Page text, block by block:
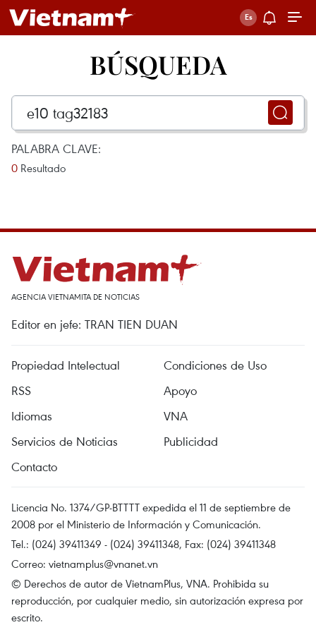
BÚSQUEDA
PALABRA CLAVE:
0 Resultado
AGENCIA VIETNAMITA DE NOTICIAS
Editor en jefe: TRAN TIEN DUAN
Propiedad Intelectual
Condiciones de Uso
RSS
Apoyo
Idiomas
VNA
Servicios de Noticias
Publicidad
Contacto
Licencia No. 1374/GP-BTTTT expedida el 11 de septiembre de
2008 por el Ministerio de Información y Comunicación.
Tel.: (024) 39411349 - (024) 39411348, Fax: (024) 39411348
Correo: vietnamplus@vnanet.vn
© Derechos de autor de VietnamPlus, VNA. Prohibida su
reproducción, por cualquier medio, sin autorización expresa por
escrito.